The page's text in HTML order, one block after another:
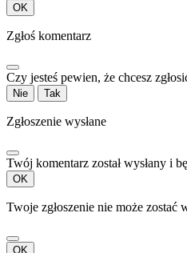
OK
Zgłoś komentarz
Czy jesteś pewien, że chcesz
Nie Tak
Zgłoszenie wysłane
Twój komentarz został wysłany i
OK
Twoje zgłoszenie nie może zostać
OK